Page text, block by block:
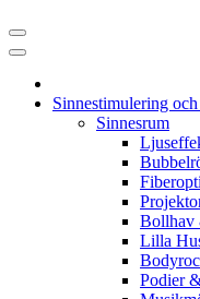
Sinnestimulering
Sinnesrum
Bollhav
Lilla
Podier